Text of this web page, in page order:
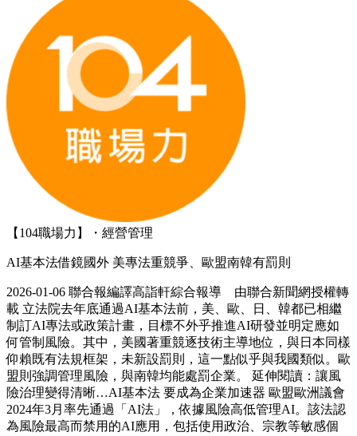
【104職場力】・經營管理
AI基本法借鏡國外 美專法重競爭、歐盟南韓有罰則
2026-01-06 聯合報編譯高詣軒綜合報導 由聯合新聞網授權轉
載 立法院去年底通過AI基本法前，美、歐、日、韓都已相繼
制訂AI專法或政策計畫，目標不外乎推進AI研發並明定應如
何管制風險。其中，美國著重競逐技術主導地位，與日本同樣
仰賴既有法規框架，未新設罰則，這一點似乎與我國類似。歐
盟則強調管理風險，與南韓均能處罰企業。 延伸閱讀：讓風
險治理變得清晰…AI基本法 要成為企業加速器 歐盟歐洲議會
2024年3月率先通過「AI法」，依據風險高低管理AI。該法認
為風險最高而禁用的AI應用，包括使用政治、宗教等敏感個